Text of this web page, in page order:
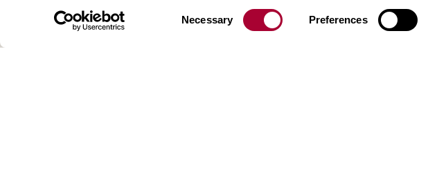
Necessary Preferences
delle aziende leader di settore e